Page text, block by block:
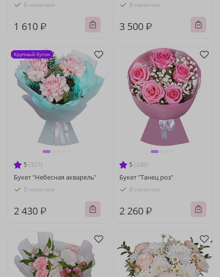
В наличии
1 610 ₽
В наличии
3 500 ₽
5 (307)
Букет "Небесная акварель"
В наличии
2 430 ₽
Крупный бутон
5 (248)
Букет "Танец роз"
В наличии
2 260 ₽